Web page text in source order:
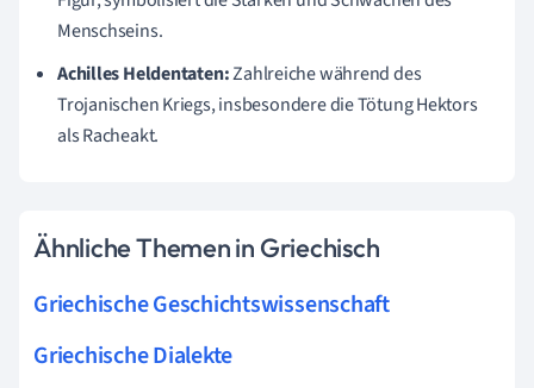
Menschseins.
Achilles Heldentaten:Zahlreiche während des
Trojanischen Kriegs, insbesondere die Tötung Hektors
als Racheakt.
Ähnliche Themen in Griechisch
Griechische Geschichtswissenschaft
Griechische Dialekte